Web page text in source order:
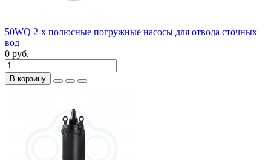
50WQ 2-х полюсные погружные насосы для отвода сточных
вод
0 руб.
В корзину